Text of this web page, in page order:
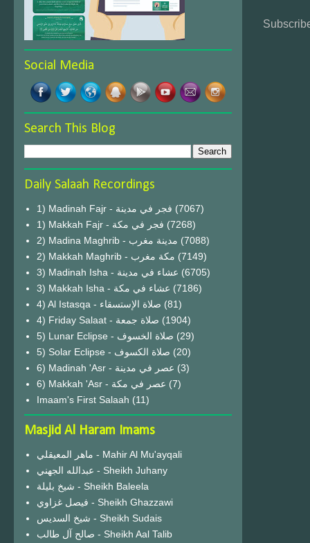
Social Media
Search This Blog
Daily Salaah Recordings
1) Madinah Fajr - فجر في مدينة (7067)
1) Makkah Fajr - فجر في مكة (7268)
2) Madina Maghrib - مدينة مغرب (7088)
2) Makkah Maghrib - مكة مغرب (7149)
3) Madinah Isha - عشاء في مدينة (6705)
3) Makkah Isha - عشاء في مكة (7186)
4) Al Istasqa - صلاة الإستسقاء (81)
4) Friday Salaat - صلاة جمعة (1904)
5) Lunar Eclipse - صلاة الخسوف (29)
(20)
6) Madinah 'Asr - عصر في مدينة (3)
6) Makkah 'Asr - عصر في مكة (7)
Imaam's First Salaah (11)
Masjid Al Haram Imams
ماهر المعيقلي - Mahir Al Mu'ayqali
عبدالله الجهني - Sheikh Juhany
شيخ بليلة - Sheikh Baleela
فيصل غزاوي - Sheikh Ghazzawi
شيخ السديس - Sheikh Sudais
صالح آل طالب - Sheikh Aal Talib